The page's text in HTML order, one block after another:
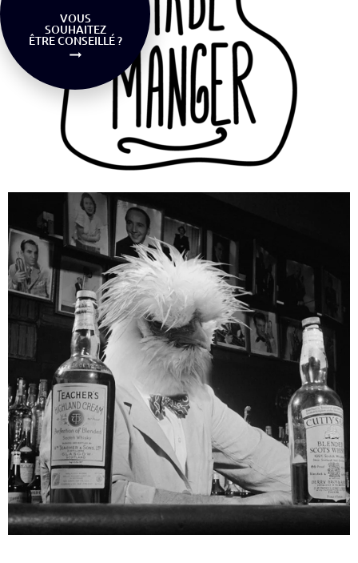
VOUS
SOUHAITEZ
ÊTRE CONSEILLÉ ?